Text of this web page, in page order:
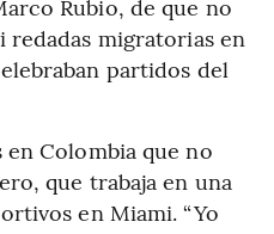
Rubio, de que no
redadas migratorias en
partidos del
en Colombia que no
que trabaja en una
en Miami. “Yo